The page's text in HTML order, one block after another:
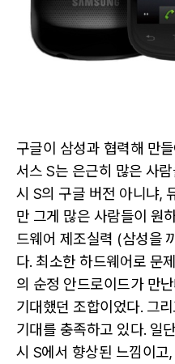
구글이 삼성과 협력해 만
서스 S는 은근히 많은 사
시 S의 구글 버전 아니냐,
만 그게 많은 사람들이 원
드웨어 제조실력 (삼성을
다. 최소한 하드웨어로 문
의 순정 안드로이드가 만
기대했던 조합이었다. 그
기대를 충족하고 있다. 일
시 S에서 향상된 느낌이